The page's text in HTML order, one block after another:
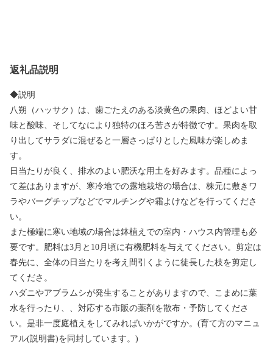
返礼品説明
◆説明
八朔（ハッサク）は、歯ごたえのある淡黄色の果肉、ほどよい甘
味と酸味、そしてなにより独特のほろ苦さが特徴です。果肉を取
り出してサラダに混ぜると一層さっぱりとした風味が楽しめま
す。
日当たりが良く、排水のよい肥沃な用土を好みます。品種によっ
て差はありますが、寒冷地での露地栽培の場合は、株元に敷きワ
ラやバーグチップなどでマルチングや霜よけなどを行ってくださ
い。
また極端に寒い地域の場合は鉢植えでの室内・ハウス内管理も必
要です。肥料は3月と10月頃に有機肥料を与えてください。剪定は
春先に、全体の日当たりを考え間引くように徒長した枝を剪定し
てくださ。
ハダニやアブラムシが発生することがありますので、こまめに葉
水を行ったり、、対応する市販の薬剤を散布・予防してくださ
い。是非一度庭植えをしてみればいかがですか。(育て方のマニュ
アル(説明書)を同封しています。)